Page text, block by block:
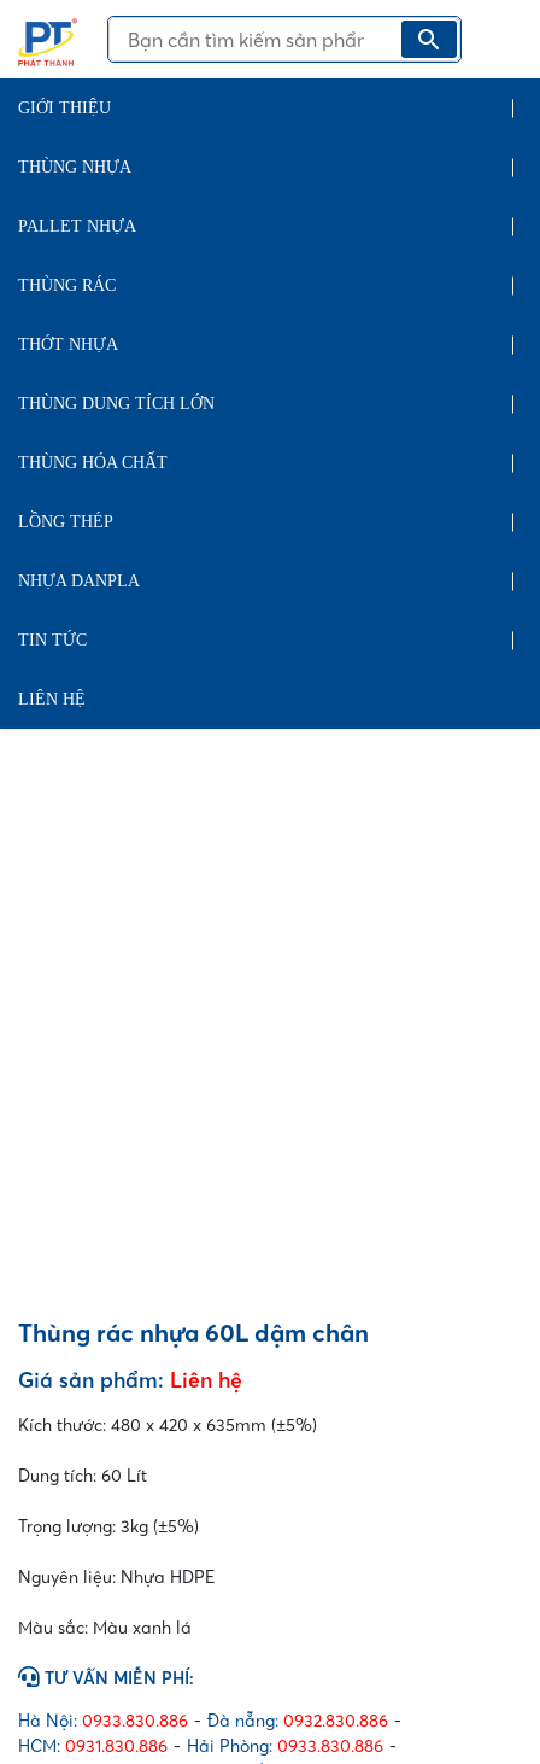
GIỚI THIỆU
THÙNG NHỰA
PALLET NHỰA
THÙNG RÁC
THỚT NHỰA
THÙNG DUNG TÍCH LỚN
THÙNG HÓA CHẤT
LỒNG THÉP
NHỰA DANPLA
TIN TỨC
LIÊN HỆ
Thùng rác nhựa 60L dậm chân
Giá sản phẩm: Liên hệ
Kích thước: 480 x 420 x 635mm (±5%)
Dung tích: 60 Lít
Trọng lượng: 3kg (±5%)
Nguyên liệu: Nhựa HDPE
Màu sắc: Màu xanh lá
TƯ VẤN MIỄN PHÍ:
Hà Nội: 0933.830.886 - Đà nẵng: 0932.830.886 -
HCM: 0931.830.886 - Hải Phòng: 0933.830.886 -